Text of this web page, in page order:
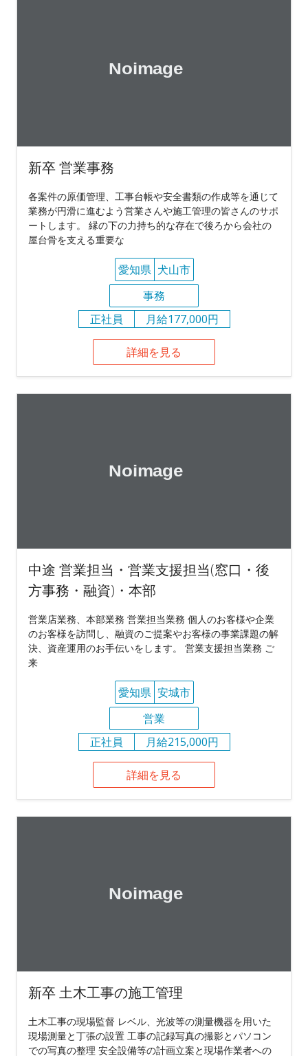
新卒 営業事務
各案件の原価管理、工事台帳や安全書類の作成等を通じて
業務が円滑に進むよう営業さんや施工管理の皆さんのサポ
ートします。 縁の下の力持ち的な存在で後ろから会社の
屋台骨を支える重要な
愛知県 犬山市
事務
正社員
月給177,000円
詳細を見る
中途 営業担当・営業支援担当(窓口・後
方事務・融資)・本部
営業店業務、本部業務 営業担当業務 個人のお客様や企業
のお客様を訪問し、融資のご提案やお客様の事業課題の解
決、資産運用のお手伝いをします。 営業支援担当業務 ご
来
愛知県 安城市
営業
正社員
月給215,000円
詳細を見る
新卒 土木工事の施工管理
土木工事の現場監督 レベル、光波等の測量機器を用いた
現場測量と丁張の設置 工事の記録写真の撮影とパソコン
での写真の整理 安全設備等の計画立案と現場作業者への